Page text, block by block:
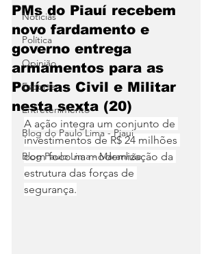
Notícias
Política
Opinião
Esporte
Entretenimento
Blog do Paulo Lima - Piaui
Blog Paulo Lima - Maranhão
PMs do Piauí recebem
novo fardamento e
governo entrega
armamentos para as
Polícias Civil e Militar
nesta sexta (20)
A ação integra um conjunto de
investimentos de R$ 24 milhões
com foco na modernização da
estrutura das forças de
segurança.